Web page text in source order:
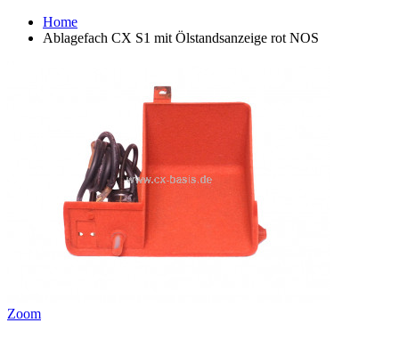
Home
Ablagefach CX S1 mit Ölstandsanzeige rot NOS
Zoom